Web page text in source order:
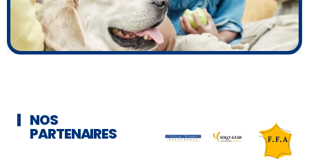
NOS
PARTENAIRES